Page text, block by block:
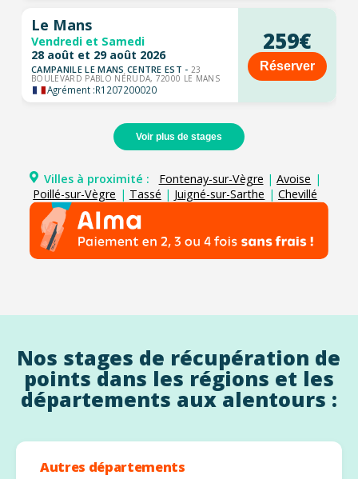
Le Mans
Vendredi et Samedi
28 août et 29 août 2026
CAMPANILE LE MANS CENTRE EST -23
BOULEVARD PABLO NÉRUDA, 72000 LE MANS
Agrément :R1207200020
259€
Réserver
Voir plus de stages
Villes à proximité : Fontenay-sur-Vègre | Avoise |
Poillé-sur-Vègre | Tassé | Juigné-sur-Sarthe | Chevillé
Nos stages de récupération de
points dans les régions et les
départements aux alentours :
Autres départements